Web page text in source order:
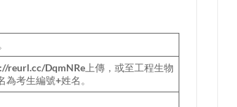
reurl.cc/DqmNRe上傳，或至工程生物
考生編號+姓名。